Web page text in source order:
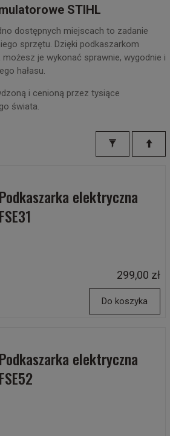
STIHL
dostępnych miejscach to zadanie
sprzętu. Dzięki podkaszarkom
je wykonać sprawnie, wygodnie i
hałasu.
i cenioną przez tysiące
świata.
Podkaszarka elektryczna
FSE31
299,00 zł
Do koszyka
Podkaszarka elektryczna
FSE52